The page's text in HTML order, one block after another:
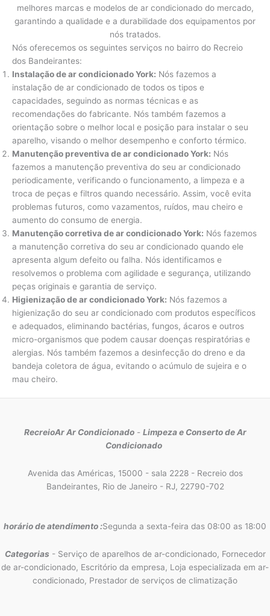
melhores marcas e modelos de ar condicionado do mercado,
garantindo a qualidade e a durabilidade dos equipamentos por
nós tratados.
Nós oferecemos os seguintes serviços no bairro do Recreio
dos Bandeirantes:
Instalação de ar condicionado York: Nós fazemos a
instalação de ar condicionado de todos os tipos e
capacidades, seguindo as normas técnicas e as
recomendações do fabricante. Nós também fazemos a
orientação sobre o melhor local e posição para instalar o seu
aparelho, visando o melhor desempenho e conforto térmico.
Manutenção preventiva de ar condicionado York: Nós
fazemos a manutenção preventiva do seu ar condicionado
periodicamente, verificando o funcionamento, a limpeza e a
troca de peças e filtros quando necessário. Assim, você evita
problemas futuros, como vazamentos, ruídos, mau cheiro e
aumento do consumo de energia.
Manutenção corretiva de ar condicionado York: Nós fazemos
a manutenção corretiva do seu ar condicionado quando ele
apresenta algum defeito ou falha. Nós identificamos e
resolvemos o problema com agilidade e segurança, utilizando
peças originais e garantia de serviço.
Higienização de ar condicionado York: Nós fazemos a
higienização do seu ar condicionado com produtos específicos
e adequados, eliminando bactérias, fungos, ácaros e outros
micro-organismos que podem causar doenças respiratórias e
alergias. Nós também fazemos a desinfecção do dreno e da
bandeja coletora de água, evitando o acúmulo de sujeira e o
mau cheiro.
RecreioAr Ar Condicionado- Limpeza e Conserto de Ar
Condicionado
Avenida das Américas, 15000 - sala 2228 - Recreio dos
Bandeirantes, Rio de Janeiro - RJ, 22790-702
horário de atendimento :Segunda a sexta-feira das 08:00 as 18:00
Categorias - Serviço de aparelhos de ar-condicionado, Fornecedor
de ar-condicionado, Escritório da empresa, Loja especializada em ar-
condicionado, Prestador de serviços de climatização